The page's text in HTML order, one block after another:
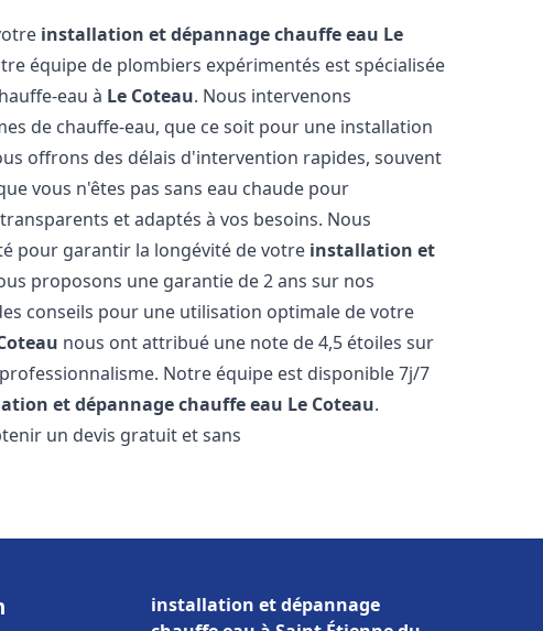
installation et dépannage chauffe eau Le
équipe de plombiers expérimentés est spécialisée
eau à Le Coteau. Nous intervenons
de chauffe-eau, que ce soit pour une installation
offrons des délais d'intervention rapides, souvent
vous n'êtes pas sans eau chaude pour
et adaptés à vos besoins. Nous
pour garantir la longévité de votre installation et
proposons une garantie de 2 ans sur nos
conseils pour une utilisation optimale de votre
nous ont attribué une note de 4,5 étoiles sur
Notre équipe est disponible 7j/7
et dépannage chauffe eau Le Coteau.
un devis gratuit et sans
installation et dépannage